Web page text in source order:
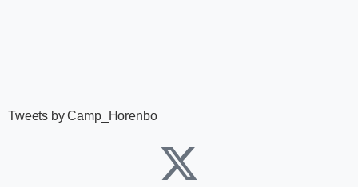
Tweets by Camp_Horenbo